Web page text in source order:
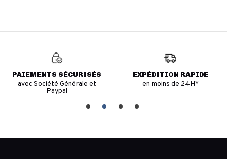
PAIEMENTS SÉCURISÉS
avec Société Générale et
Paypal
EXPÉDITION RAPIDE
en moins de 24H*